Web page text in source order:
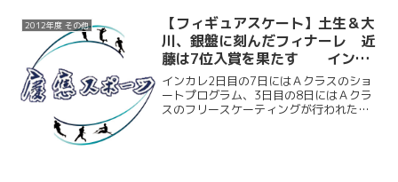
2012年度 その他
【フィギュアスケート】土生＆大
川、銀盤に刻んだフィナーレ 近
藤は7位入賞を果たす インカ
レ2・3日目
インカレ2日目の7日にはＡクラスのショ
ートプログラム、3日目の8日にはＡクラ
スのフリースケーティングが行われた。